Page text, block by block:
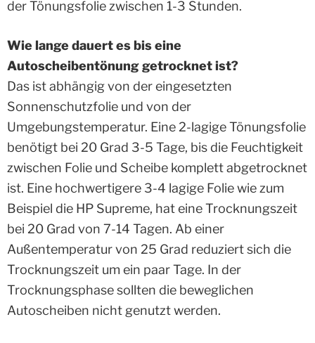
der Tönungsfolie zwischen 1-3 Stunden.
Wie lange dauert es bis eine
Autoscheibentönung getrocknet ist?
Das ist abhängig von der eingesetzten
Sonnenschutzfolie und von der
Umgebungstemperatur. Eine 2-lagige Tönungsfolie
benötigt bei 20 Grad 3-5 Tage, bis die Feuchtigkeit
zwischen Folie und Scheibe komplett abgetrocknet
ist. Eine hochwertigere 3-4 lagige Folie wie zum
Beispiel die HP Supreme, hat eine Trocknungszeit
bei 20 Grad von 7-14 Tagen. Ab einer
Außentemperatur von 25 Grad reduziert sich die
Trocknungszeit um ein paar Tage. In der
Trocknungsphase sollten die beweglichen
Autoscheiben nicht genutzt werden.